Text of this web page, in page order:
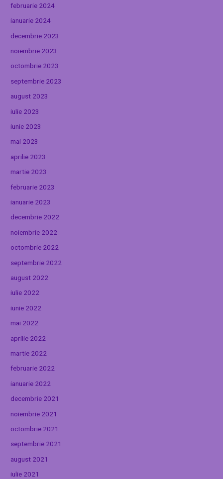
februarie 2024
ianuarie 2024
decembrie 2023
noiembrie 2023
octombrie 2023
septembrie 2023
august 2023
iulie 2023
iunie 2023
mai 2023
aprilie 2023
martie 2023
februarie 2023
ianuarie 2023
decembrie 2022
noiembrie 2022
octombrie 2022
septembrie 2022
august 2022
iulie 2022
iunie 2022
mai 2022
aprilie 2022
martie 2022
februarie 2022
ianuarie 2022
decembrie 2021
noiembrie 2021
octombrie 2021
septembrie 2021
august 2021
iulie 2021